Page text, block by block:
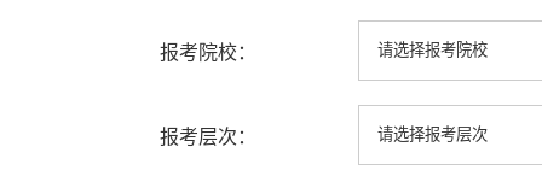
报考院校：
报考层次：